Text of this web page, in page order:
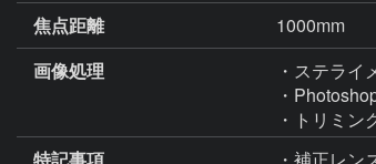
焦点距離
1000mm
画像処理
・ステラ
・
・トリミ
特記事項
・補正レン